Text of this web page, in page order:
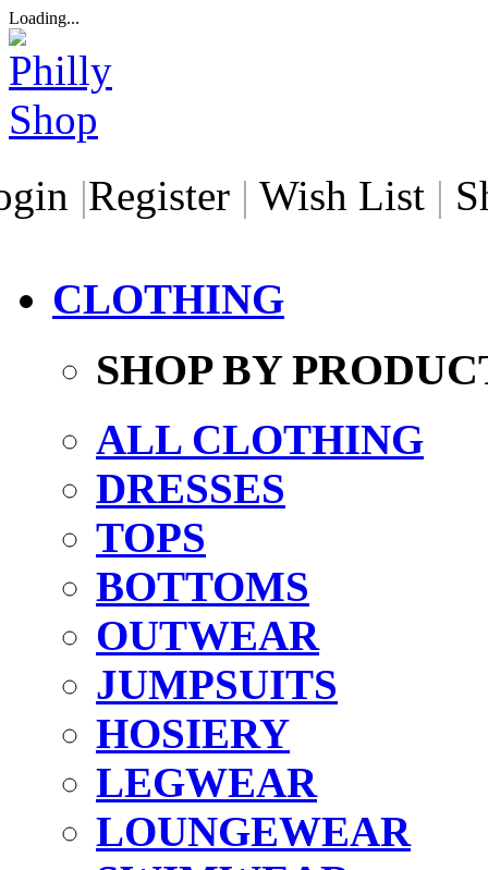
Loading...
|Register | Wish List |
CLOTHING
SHOP BY
ALL CLOTHING
DRESSES
TOPS
BOTTOMS
OUTWEAR
JUMPSUITS
HOSIERY
LEGWEAR
LOUNGEWEAR